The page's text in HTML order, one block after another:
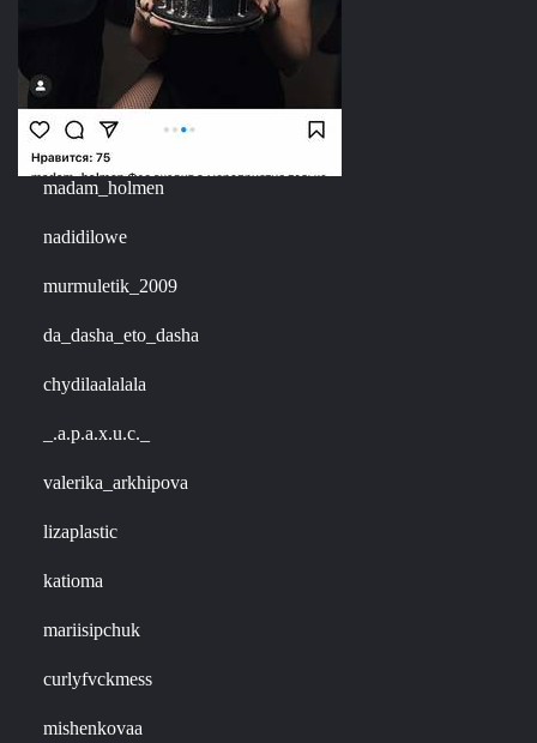
madam_holmen
nadidilowe
murmuletik_2009
da_dasha_eto_dasha
chydilaalalala
_.a.p.a.x.u.c._
valerika_arkhipova
lizaplastic
katioma
mariisipchuk
curlyfvckmess
mishenkovaa